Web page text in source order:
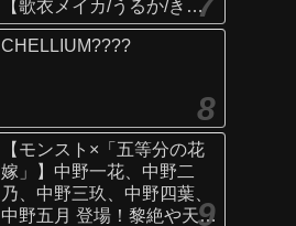
【歌衣メイカ/うるか/きな
こ/ありさか/鷹宮リオン】
CHELLIUM????
【モンスト×「五等分の花
嫁」】中野一花、中野二
乃、中野三玖、中野四葉、
中野五月 登場！黎絶や天魔